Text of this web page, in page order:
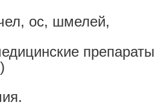
ос, шмелей,
препараты